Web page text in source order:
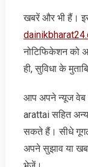
खबरें और भी हैं।
नोटिफिकेशन को
ही, सुविधा के
आप अपने न्‍यूज वेब
arattai सहित
सकते हैं। सीधे
अपने सुझाव या